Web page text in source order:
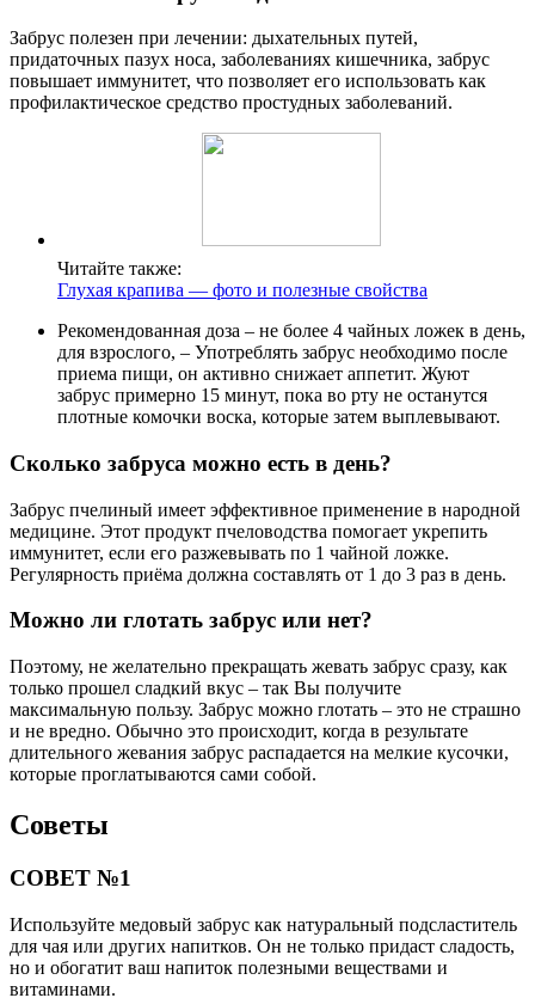
Забрус полезен при лечении: дыхательных путей,
придаточных пазух носа, заболеваниях кишечника, забрус
повышает иммунитет, что позволяет его использовать как
профилактическое средство простудных заболеваний.
Читайте также:
Глухая крапива — фото и полезные свойства
Рекомендованная доза – не более 4 чайных ложек в день,
для взрослого, – Употреблять забрус необходимо после
приема пищи, он активно снижает аппетит. Жуют
забрус примерно 15 минут, пока во рту не останутся
плотные комочки воска, которые затем выплевывают.
Сколько забруса можно есть в день?
Забрус пчелиный имеет эффективное применение в народной
медицине. Этот продукт пчеловодства помогает укрепить
иммунитет, если его разжевывать по 1 чайной ложке.
Регулярность приёма должна составлять от 1 до 3 раз в день.
Можно ли глотать забрус или нет?
Поэтому, не желательно прекращать жевать забрус сразу, как
только прошел сладкий вкус – так Вы получите
максимальную пользу. Забрус можно глотать – это не страшно
и не вредно. Обычно это происходит, когда в результате
длительного жевания забрус распадается на мелкие кусочки,
которые проглатываются сами собой.
Советы
СОВЕТ №1
Используйте медовый забрус как натуральный подсластитель
для чая или других напитков. Он не только придаст сладость,
но и обогатит ваш напиток полезными веществами и
витаминами.